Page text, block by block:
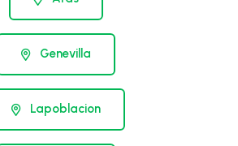
Genevilla
Lapoblacion